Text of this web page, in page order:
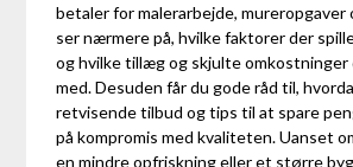
betaler for malerarbejde, mureropgaver
ser nærmere på, hvilke faktorer der
og hvilke tillæg og skjulte omkostninger
med. Desuden får du gode råd til,
retvisende tilbud og tips til at spare
på kompromis med kvaliteten. Uanset
en mindre opfriskning eller et større